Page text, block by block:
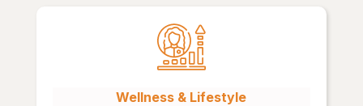
Wellness & Lifestyle